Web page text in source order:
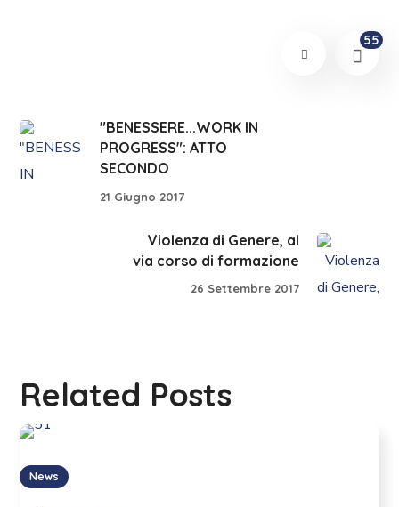
55
"BENESSERE...WORK IN
PROGRESS": ATTO
SECONDO
21 Giugno 2017
Violenza di Genere, al
via corso di formazione
26 Settembre 2017
Related Posts
News